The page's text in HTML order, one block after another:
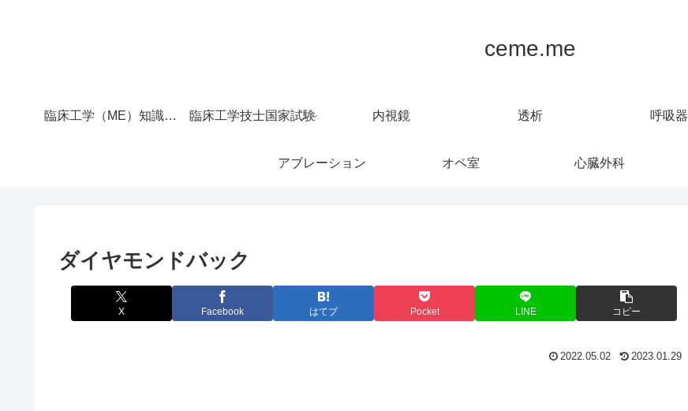
ceme.me
臨床工学（ME）知識マップ｜サイト全体の目次 臨床工学技士国家試験 内視鏡 透析 呼吸器
アブレーション オペ室 心臓外科
ダイヤモンドバック
X Facebook はてブ Pocket LINE コピー
2022.05.02 2023.01.29